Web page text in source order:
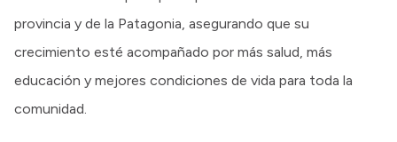
provincia y de la Patagonia, asegurando que su
crecimiento esté acompañado por más salud, más
educación y mejores condiciones de vida para toda la
comunidad.